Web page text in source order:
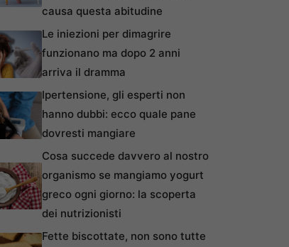
causa questa abitudine
Le iniezioni per dimagrire
funzionano ma dopo 2 anni
arriva il dramma
Ipertensione, gli esperti non
hanno dubbi: ecco quale pane
dovresti mangiare
Cosa succede davvero al nostro
organismo se mangiamo yogurt
greco ogni giorno: la scoperta
dei nutrizionisti
Fette biscottate, non sono tutte